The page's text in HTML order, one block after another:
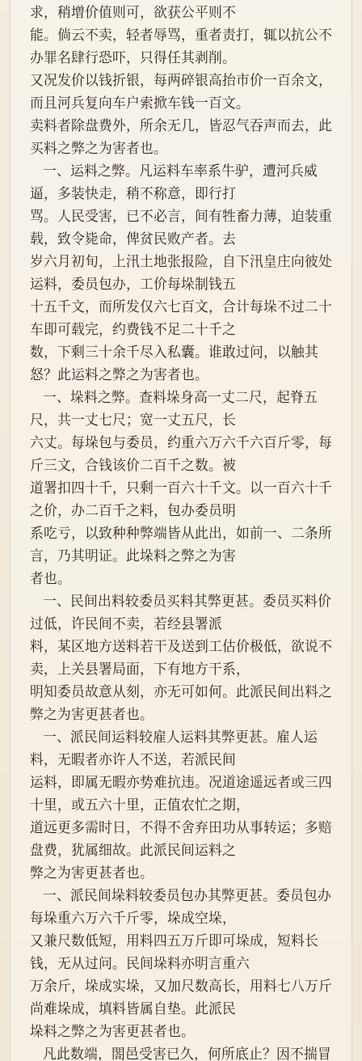
求，稍增价值则可，欲获公平则不
能。倘云不卖，轻者辱骂，重者责打，辄以抗公不
办罪名肆行恐吓，只得任其剥削。
又况发价以钱折银，每两碎银高抬市价一百余文，
而且河兵复向车户索掀车钱一百文。
卖料者除盘费外，所余无几，皆忍气吞声而去，此
买料之弊之为害者也。
逼，多装快走，稍不称意，即行打
骂。人民受害，已不必言，间有牲畜力薄，迫装重
载，致令毙命，俾贫民败产者。去
岁六月初旬，上汛土地张报险，自下汛皇庄向彼处
运料，委员包办，工价每垛制钱五
十五千文，而所发仅六七百文，合计每垛不过二十
车即可载完，约费钱不足二十千之
数，下剩三十余千尽入私囊。谁敢过问，以触其
怒？此运料之弊之为害者也。
尺，共一丈七尺；宽一丈五尺，长
六丈。每垛包与委员，约重六万六千六百斤零，每
斤三文，合钱该价二百千之数。被
道署扣四十千，只剩一百六十千文。以一百六十千
之价，办二百千之料，包办委员明
系吃亏，以致种种弊端皆从此出，如前一、二条所
言，乃其明证。此垛料之弊之为害
者也。
过低，许民间不卖，若经县署派
料，某区地方送料若干及送到工估价极低，欲说不
卖，上关县署局面，下有地方干系，
明知委员故意从刻，亦无可如何。此派民间出料之
弊之为害更甚者也。
料，无暇者亦许人不送，若派民间
运料，即属无暇亦势难抗违。况道途遥远者或三四
十里，或五六十里，正值农忙之期，
道远更多需时日，不得不舍弃田功从事转运；多赔
盘费，犹属细故。此派民间运料之
弊之为害更甚者也。
每垛重六万六千斤零，垛成空垛，
又兼尺数低短，用料四五万斤即可垛成，短料长
钱，无从过问。民间垛料亦明言重六
万余斤，垛成实垛，又加尺数高长，用料七八万斤
尚难垛成，填料皆属自垫。此派民
垛料之弊之为害更甚者也。